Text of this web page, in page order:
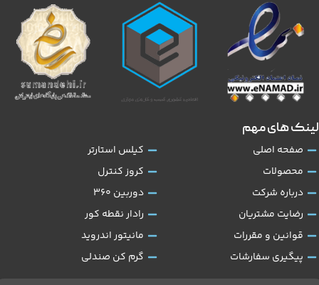
لینک های مهم
صفحه اصلی
محصولات
درباره شرکت
رضایت مشتریان
قوانین و مقررات
پیگیری سفارشات
کیلس استارتر
کروز کنترل
دوربین 360
رادار نقطه کور
مانیتور اندروید
گرم کن صندلی